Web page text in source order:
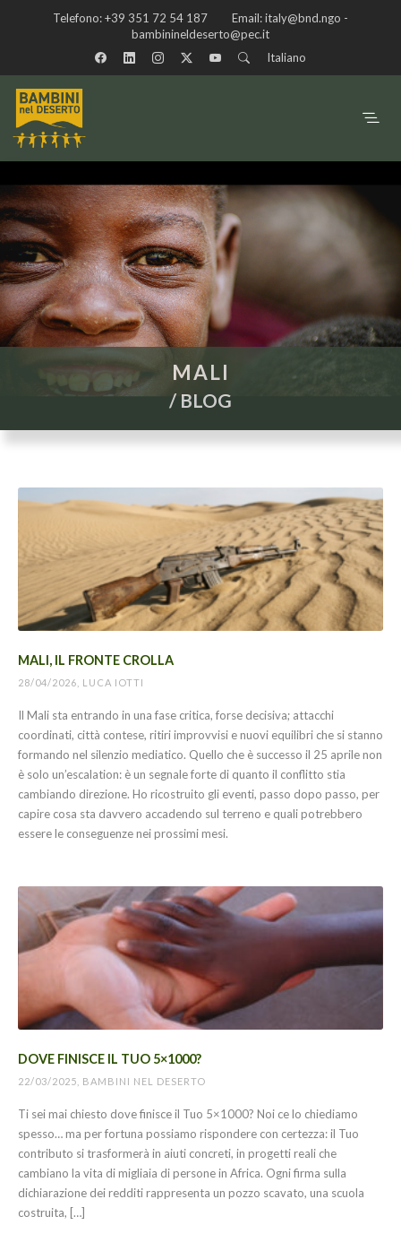
Telefono:+39 351 72 54 187 Email:italy@bnd.ngo -
bambinineldeserto@pec.it
Italiano
MALI
/ BLOG
MALI, IL FRONTE CROLLA
28/04/2026, LUCA IOTTI
Il Mali sta entrando in una fase critica, forse decisiva; attacchi
coordinati, città contese, ritiri improvvisi e nuovi equilibri che si stanno
formando nel silenzio mediatico. Quello che è successo il 25 aprile non
è solo un’escalation: è un segnale forte di quanto il conflitto stia
cambiando direzione. Ho ricostruito gli eventi, passo dopo passo, per
capire cosa sta davvero accadendo sul terreno e quali potrebbero
essere le conseguenze nei prossimi mesi.
DOVE FINISCE IL TUO 5×1000?
22/03/2025, BAMBINI NEL DESERTO
Ti sei mai chiesto dove finisce il Tuo 5×1000? Noi ce lo chiediamo
spesso… ma per fortuna possiamo rispondere con certezza: il Tuo
contributo si trasformerà in aiuti concreti, in progetti reali che
cambiano la vita di migliaia di persone in Africa. Ogni firma sulla
dichiarazione dei redditi rappresenta un pozzo scavato, una scuola
costruita, […]